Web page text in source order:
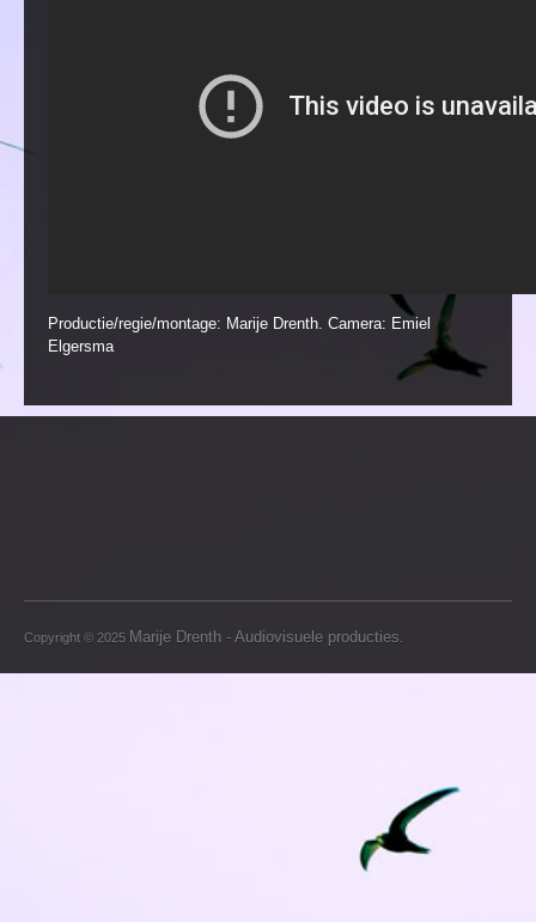
Productie/regie/montage: Marije Drenth. Camera: Emiel
Elgersma
Copyright © 2025 Marije Drenth - Audiovisuele producties